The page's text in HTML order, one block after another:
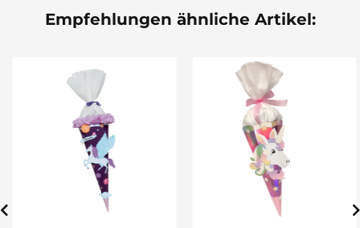
Empfehlungen ähnliche Artikel: